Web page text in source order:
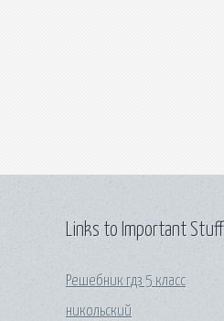
Links to Important Stuff
Решебник гдз 5 класс
никольский